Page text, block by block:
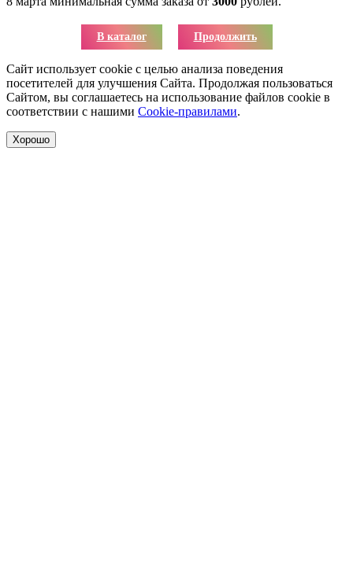
В каталог Продолжить
Сайт использует cookie с целью анализа поведения
посетителей для улучшения Сайта. Продолжая пользоваться
Сайтом, вы соглашаетесь на использование файлов cookie в
соответствии с нашими Cookie-правилами.
Хорошо